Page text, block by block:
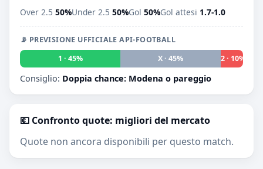
Over 2.5 50%Under 2.5 50%Gol 50%Gol attesi 1.7-1.0
📡 PREVISIONE UFFICIALE API-FOOTBALL
1 · 45%
X · 45% 2 · 10%
Consiglio: Doppia chance: Modena o pareggio
💶 Confronto quote: migliori del mercato
Quote non ancora disponibili per questo match.